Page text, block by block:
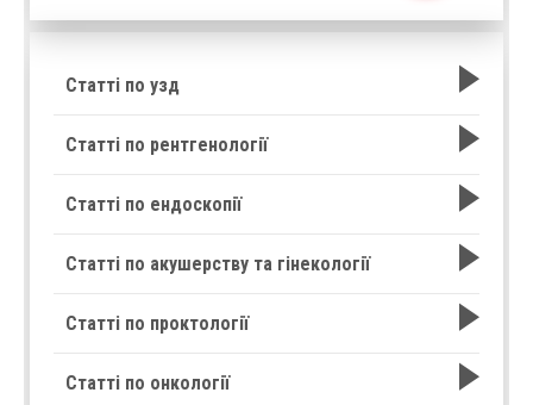
Статті по узд
Статті по рентгенології
Статті по ендоскопії
Статті по акушерству та гінекології
Статті по проктології
Статті по онкології